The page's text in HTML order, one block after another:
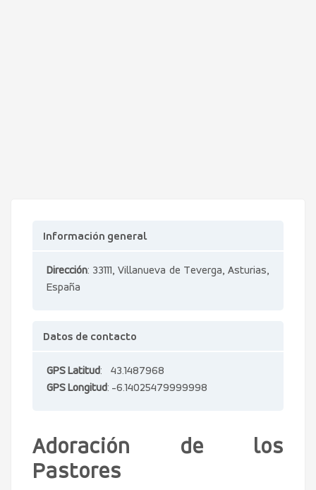
Información general
Dirección: 33111, Villanueva de Teverga, Asturias,
España
Datos de contacto
GPS Latitud: 43.1487968
GPS Longitud: -6.14025479999998
Adoración de los
Pastores